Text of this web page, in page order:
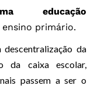
educação
ensino primário.
da
da caixa escolar,
passem a ser o